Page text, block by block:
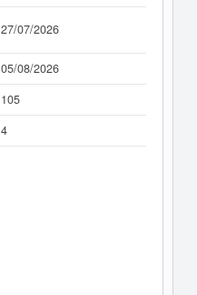
27/07/2026
05/08/2026
105
4